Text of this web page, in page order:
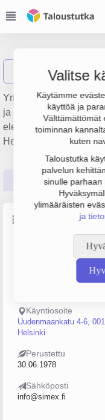
Valitse
Käytämme
käyttöä ja
Välttämättömät
toiminnan
kuten
Taloustutka
palvelun
sinulle parhaan
ylimääräisten
ja
Näytä haku
Yrityksen Simex Oy
ja henkilöstömäärä 5.
elektroniikan
Helsinki. Yrityksen
Perustiedot
Käyntiosoite
Uudenmaankatu 4-6,
Helsinki
Perustettu
30.06.1978
Sähköposti
info@simex.fi